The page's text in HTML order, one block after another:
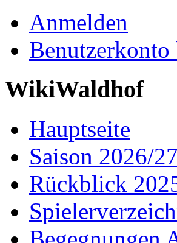
Anmelden
Benutzerkonto
WikiWaldhof
Hauptseite
Saison 2026/27
Rückblick